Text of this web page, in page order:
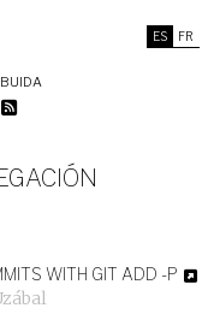
ES FR
WITH GIT ADD -P